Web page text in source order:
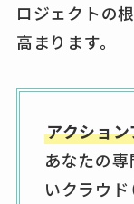
ロジェクトの
高まります。
アクショ
あなたの専
いクラウド